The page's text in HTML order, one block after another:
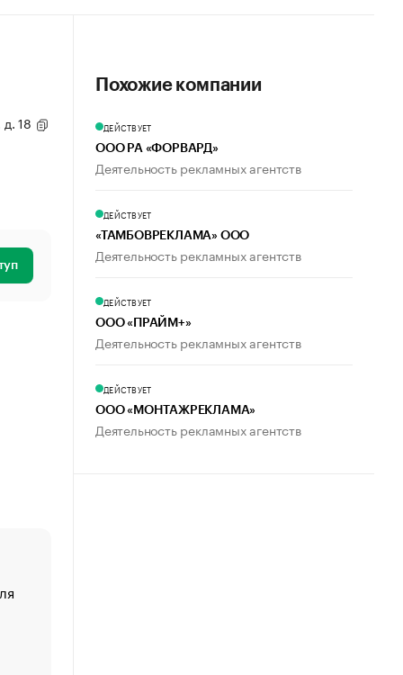
18
Похожие компании
ДЕЙСТВУЕТ
ООО РА «ФОРВАРД»
Деятельность рекламных агентств
ДЕЙСТВУЕТ
«ТАМБОВРЕКЛАМА» ООО
Деятельность рекламных агентств
ДЕЙСТВУЕТ
ООО «ПРАЙМ+»
Деятельность рекламных агентств
ДЕЙСТВУЕТ
ООО «МОНТАЖРЕКЛАМА»
Деятельность рекламных агентств